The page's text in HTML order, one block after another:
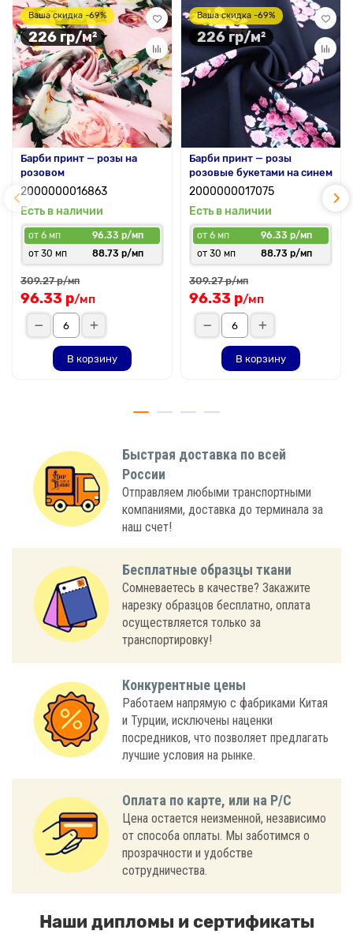
Ваша скидка -69%
226 гр/м²
Барби принт — розы на
розовом
2000000016863
Есть в наличии
от 6 мп
96.33 р/мп
от 30 мп
88.73 р/мп
309.27 р/мп
96.33 р/мп
В корзину
Ваша скидка -69%
226 гр/м²
Барби принт — розы
розовые букетами на синем
2000000017075
Есть в наличии
от 6 мп
96.33 р/мп
от 30 мп
88.73 р/мп
309.27 р/мп
96.33 р/мп
В корзину
Быстрая доставка по всей
России
Отправляем любыми транспортными
компаниями, доставка до терминала за
наш счет!
Бесплатные образцы ткани
Сомневаетесь в качестве? Закажите
нарезку образцов бесплатно, оплата
осуществляется только за
транспортировку!
Конкурентные цены
Работаем напрямую с фабриками Китая
и Турции, исключены наценки
посредников, что позволяет предлагать
лучшие условия на рынке.
Оплата по карте, или на Р/С
Цена остается неизменной, независимо
от способа оплаты. Мы заботимся о
прозрачности и удобстве
сотрудничества.
Наши дипломы и сертификаты